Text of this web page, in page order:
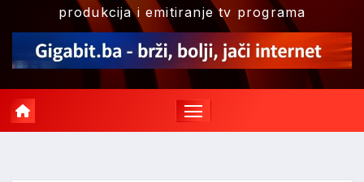
produkcija i emitiranje tv programa